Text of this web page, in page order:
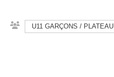
U11 GARÇONS / PLATEAU